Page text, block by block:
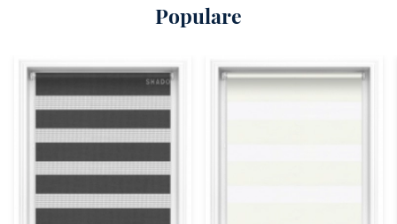
Populare